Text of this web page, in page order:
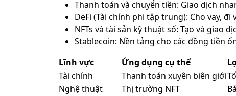
Thanh toán và chuyển tiền: Giao dịch
DeFi (Tài chính phi tập trung): Cho vay, đi
NFTs và tài sản kỹ thuật số: Tạo và giao
Stablecoin: Nền tảng cho các đồng tiền
Lĩnh vực
Ứng dụng cụ thể
Tài chính
Thanh toán xuyên biên giới
Nghệ thuật
Thị trường NFT